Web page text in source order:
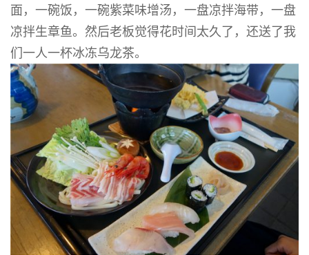
面，一碗饭，一碗紫菜味增汤，一盘凉拌海带，一盘
凉拌生章鱼。然后老板觉得花时间太久了，还送了我
们一人一杯冰冻乌龙茶。